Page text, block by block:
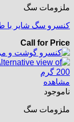
ملزومات سگ
کنسرو سگ شایر با طعم
Call for Price
مشاهده
ناموجود
ملزومات سگ